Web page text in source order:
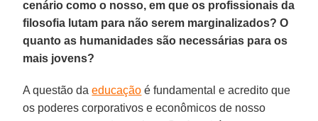
cenário como o nosso, em que os profissionais da
filosofia lutam para não serem marginalizados? O
quanto as humanidades são necessárias para os
mais jovens?
A questão daeducação é fundamental e acredito que
os poderes corporativos e econômicos de nosso